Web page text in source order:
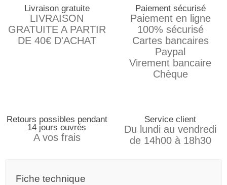
Livraison gratuite
LIVRAISON
GRATUITE A PARTIR
DE 40€ D'ACHAT
Paiement sécurisé
Paiement en ligne
100% sécurisé
Cartes bancaires
Paypal
Virement bancaire
Chèque
Retours possibles pendant
14 jours ouvrés
A vos frais
Service client
Du lundi au vendredi
de 14h00 à 18h30
Fiche technique